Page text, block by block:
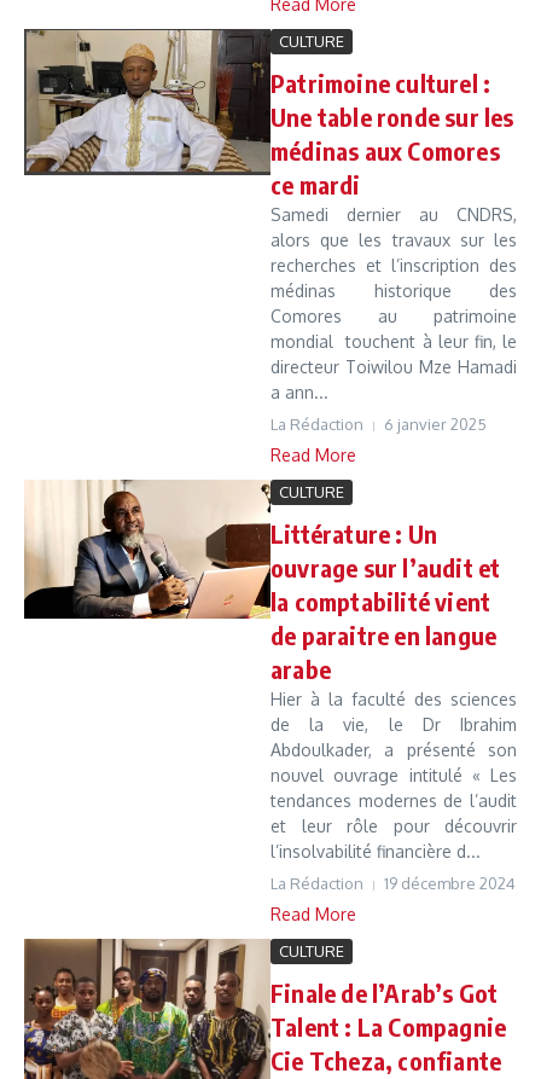
Read More
CULTURE
Patrimoine culturel :
Une table ronde sur les
médinas aux Comores
ce mardi
Samedi dernier au CNDRS,
alors que les travaux sur les
recherches et l’inscription des
médinas historique des
Comores au patrimoine
mondial touchent à leur fin, le
directeur Toiwilou Mze Hamadi
a ann...
La Rédaction 6 janvier 2025
Read More
CULTURE
Littérature : Un
ouvrage sur l’audit et
la comptabilité vient
de paraitre en langue
arabe
Hier à la faculté des sciences
de la vie, le Dr Ibrahim
Abdoulkader, a présenté son
nouvel ouvrage intitulé « Les
tendances modernes de l’audit
et leur rôle pour découvrir
l’insolvabilité financière d...
La Rédaction 19 décembre 2024
Read More
CULTURE
Finale de l’Arab’s Got
Talent : La Compagnie
Cie Tcheza, confiante